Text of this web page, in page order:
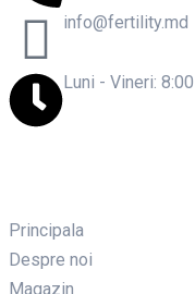
info@fertility.md
Luni - Vineri:
Principala
Despre noi
Magazin